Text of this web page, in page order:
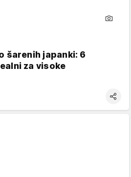
šarenih japanki: 6
za visoke